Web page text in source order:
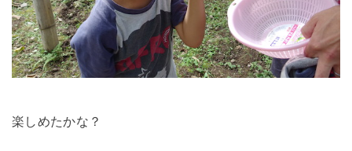
楽しめたかな？